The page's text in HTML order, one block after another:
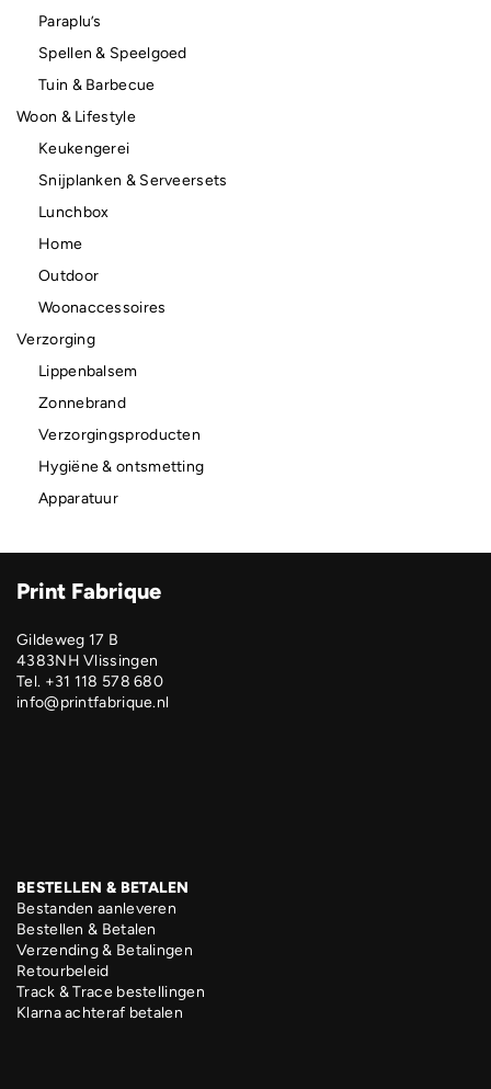
Paraplu’s
Spellen & Speelgoed
Tuin & Barbecue
Woon & Lifestyle
Keukengerei
Snijplanken & Serveersets
Lunchbox
Home
Outdoor
Woonaccessoires
Verzorging
Lippenbalsem
Zonnebrand
Verzorgingsproducten
Hygiëne & ontsmetting
Apparatuur
Print Fabrique
Gildeweg 17 B
4383NH Vlissingen
Tel. +31 118 578 680
info@printfabrique.nl
BESTELLEN & BETALEN
Bestanden aanleveren
Bestellen & Betalen
Verzending & Betalingen
Retourbeleid
Track & Trace bestellingen
Klarna achteraf betalen